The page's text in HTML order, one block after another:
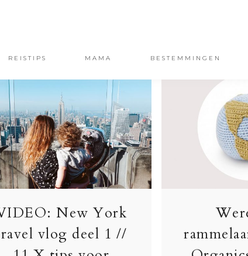
REISTIPS MAMA BESTEMMINGEN
New York
vlog deel 1 //